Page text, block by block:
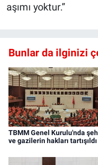
aşımı yoktur.”
Bunlar da ilginizi
TBMM Genel Kurulu'nda
ve gazilerin hakları tartışıldı